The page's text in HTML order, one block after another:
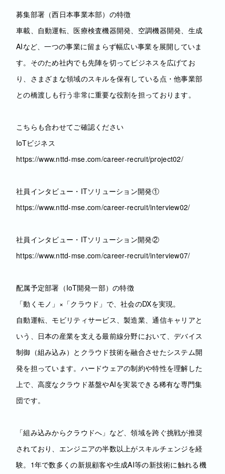
募集部署（西日本事業本部）の特徴
車載、自動運転、医療検査機器開発、空調機器開発、生成
AIなど、一つの事業に留まらず幅広い事業を展開していま
す。そのため社内でも先陣を切ってビジネスを広げてお
り、さまざまな領域のスキルを保有している点・他事業部
との橋渡しも行う非常に重要な役割を担っております。
こちらも合わせてご確認ください
IoTビジネス
https://www.nttd-mse.com/career-recruit/project02/
社員インタビュー・ITソリューション開発①
https://www.nttd-mse.com/career-recruit/interview02/
社員インタビュー・ITソリューション開発②
https://www.nttd-mse.com/career-recruit/interview07/
配属予定部署（IoT開発一部）の特徴
「動くモノ」×「クラウド」で、社会のDXを実現。
自動運転、モビリティサービス、製造業、通信キャリアと
いう、日本の産業を支える最前線分野において、デバイス
制御（組み込み）とクラウド技術を融合させたシステム開
発を担っています。ハードウェアの制約や特性を理解した
上で、高度なクラウド基盤やAIを実装できる稀有な専門集
団です。
「組み込みからクラウドへ」など、領域を跨ぐ挑戦が推奨
されており、エンジニアの半数以上がスキルチェンジを経
験。1年で数多くの新規顧客や生成AI等の新技術に触れる機